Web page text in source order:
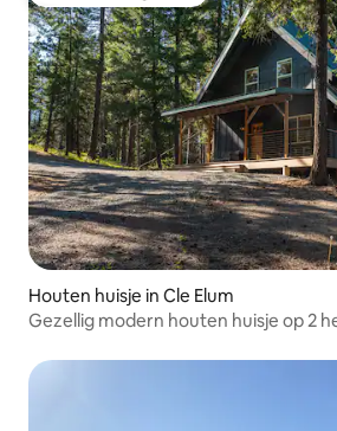
Houten huisje in Cle Elum
Gezellig modern houten huisje op 2